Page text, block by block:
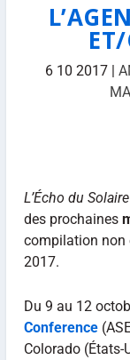
6 10 2017 |
L’Écho du Solaire
des prochaines
compilation non
2017.
Du 9 au 12
Conference
Colorado